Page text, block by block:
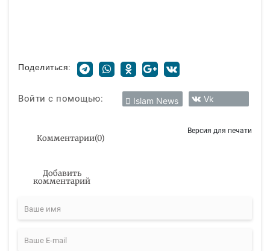
Поделиться:
Войти с помощью: Islam News Vk
Комментарии(0)
Версия для печати
Добавить
комментарий